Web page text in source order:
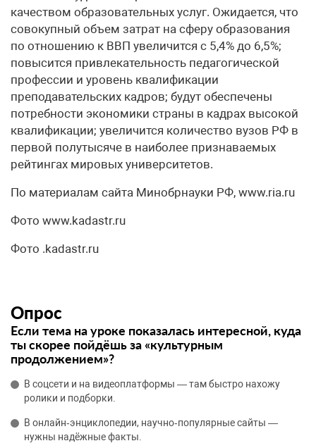
качеством образовательных услуг. Ожидается, что
совокупный объем затрат на сферу образования
по отношению к ВВП увеличится с 5,4% до 6,5%;
повысится привлекательность педагогической
профессии и уровень квалификации
преподавательских кадров; будут обеспечены
потребности экономики страны в кадрах высокой
квалификации; увеличится количество вузов РФ в
первой полутысяче в наиболее признаваемых
рейтингах мировых университетов.
По материалам сайта Минобрнауки РФ, www.ria.ru
Фото www.kadastr.ru
Фото .kadastr.ru
Опрос
Если тема на уроке показалась интересной, куда
ты скорее пойдёшь за «культурным
продолжением»?
В соцсети и на видеоплатформы — там быстро нахожу
ролики и подборки.
В онлайн‑энциклопедии, научно‑популярные сайты —
нужны надёжные факты.